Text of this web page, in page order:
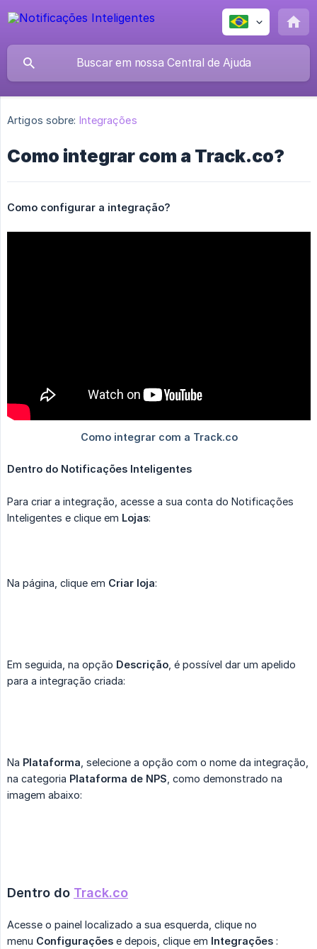
Artigos sobre: Integrações
Como integrar com a Track.co?
Como configurar a integração?
Dentro do Notificações Inteligentes
Para criar a integração, acesse a sua conta do Notificações
Inteligentes e clique em Lojas:
Na página, clique em Criar loja:
Em seguida, na opção Descrição , é possível dar um apelido
para a integração criada:
Na Plataforma , selecione a opção com o nome da integração,
na categoria Plataforma de NPS , como demonstrado na
imagem abaixo:
Dentro do Track.co
Acesse o painel localizado a sua esquerda, clique no
menu Configurações e depois, clique em Integrações :